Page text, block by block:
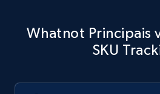
specific keywords
Title, Seller name, Brand,
Whatnot Principais
SKU